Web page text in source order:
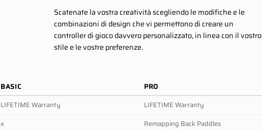
Scatenate la vostra creatività scegliendo le modifiche e le
combinazioni di design che vi permettono di creare un
controller di gioco davvero personalizzato, in linea con il vostro
stile e le vostre preferenze.
BASIC PRO
LIFETIME Warranty LIFETIME Warranty
x Remapping Back Paddles